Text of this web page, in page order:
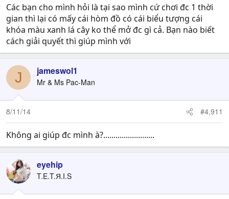
Các bạn cho mình hỏi là tại sao mình cứ chơi đc 1 thời
gian thì lại có mấy cái hòm đồ có cái biểu tượng cái
khóa màu xanh lá cây ko thể mở đc gì cả. Bạn nào biết
cách giải quyết thì giúp mình với
J jameswol1
Mr & Ms Pac-Man
8/11/14 #4,911
Không ai giúp đc mình à?.........................
eyehip
T.E.T.Я.I.S